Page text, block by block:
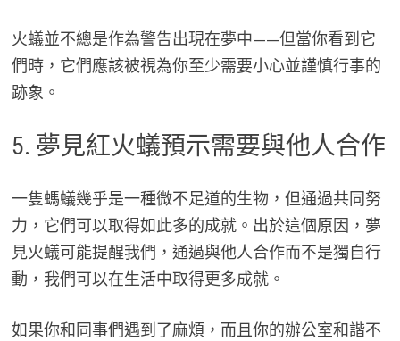
火蟻並不總是作為警告出現在夢中——但當你看到它
們時，它們應該被視為你至少需要小心並謹慎行事的
跡象。
5. 夢見紅火蟻預示需要與他人合作
一隻螞蟻幾乎是一種微不足道的生物，但通過共同努
力，它們可以取得如此多的成就。出於這個原因，夢
見火蟻可能提醒我們，通過與他人合作而不是獨自行
動，我們可以在生活中取得更多成就。
如果你和同事們遇到了麻煩，而且你的辦公室和諧不